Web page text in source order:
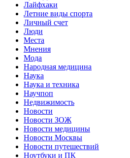
Лайфхаки
Летние виды спорта
Личный счет
Люди
Места
Мнения
Мода
Народная медицина
Наука
Наука и техника
Научпоп
Недвижимость
Новости
Новости ЗОЖ
Новости медицины
Новости Москвы
Новости путешествий
Ноутбуки и ПК